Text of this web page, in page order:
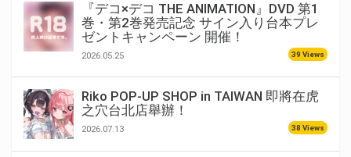
『デコ×デコ THE ANIMATION』DVD 第1
巻・第2巻発売記念 サイン入り台本プレ
ゼントキャンペーン 開催！
2026.05.25 39 Views
Riko POP-UP SHOP in TAIWAN 即將在虎
之穴台北店舉辦！
2026.07.13 38 Views